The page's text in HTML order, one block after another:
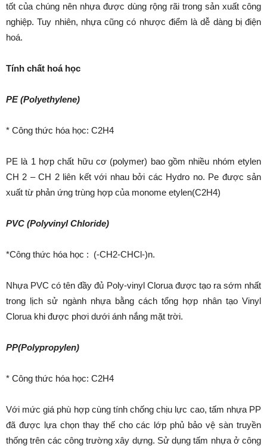
tốt của chúng nên nhựa được dùng rộng rãi trong sản xuất công
nghiệp. Tuy nhiên, nhựa cũng có nhược điểm là dễ dàng bị điện
hoá.
Tính chất hoá học
PE (Polyethylene)
* Công thức hóa học: C2H4
PE là 1 hợp chất hữu cơ (polymer) bao gồm nhiều nhóm etylen
CH 2 – CH 2 liên kết với nhau bởi các Hydro no. Pe được sản
xuất từ phản ứng trùng hợp của monome etylen(C2H4)
PVC (Polyvinyl Chloride)
*Công thức hóa học : (-CH2-CHCl-)n.
Nhựa PVC có tên đầy đủ Poly-vinyl Clorua được tạo ra sớm nhất
trong lịch sử ngành nhựa bằng cách tổng hợp nhân tạo Vinyl
Clorua khi được phơi dưới ánh nắng mặt trời.
PP(Polypropylen)
* Công thức hóa học: C2H4
Với mức giá phù hợp cùng tính chống chịu lực cao, tấm nhựa PP
đã được lựa chọn thay thế cho các lớp phủ bảo vệ sàn truyền
thống trên các công trường xây dựng. Sử dụng tấm nhựa ở công